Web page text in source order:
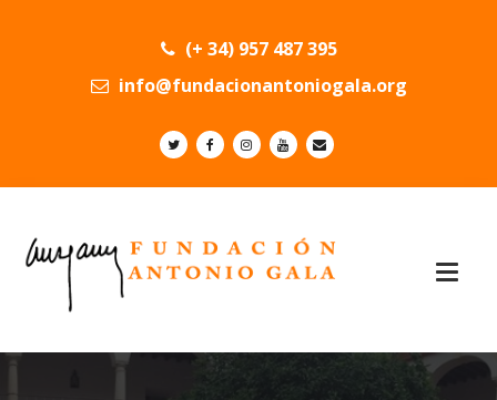
(+ 34) 957 487 395
info@fundacionantoniogala.org